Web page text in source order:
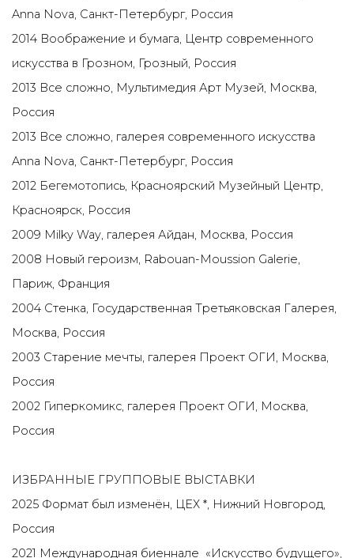
Anna Nova, Санкт-Петербург, Россия
2014 Воображение и бумага, Центр современного
искусства в Грозном, Грозный, Россия
2013 Все сложно, Mультимедия Арт Музей, Москва,
Россия
2013 Все сложно, галерея современного искусства
Anna Nova, Санкт-Петербург, Россия
2012 Бегемотопись, Красноярский Музейный Центр,
Красноярск, Россия
2009 Milky Way, галерея Айдан, Москва, Россия
2008 Новый героизм, Rabouan-Moussion Galerie,
Париж, Франция
2004 Стенка, Государственная Третьяковская Галерея,
Москва, Россия
2003 Старение мечты, галерея Проект ОГИ, Москва,
Россия
2002 Гиперкомикс, галерея Проект ОГИ, Москва,
Россия
ИЗБРАННЫЕ ГРУППОВЫЕ ВЫСТАВКИ
2025 Формат был изменён, ЦЕХ *, Нижний Новгород,
Россия
2021 Международная биеннале «Искусство будущего»,